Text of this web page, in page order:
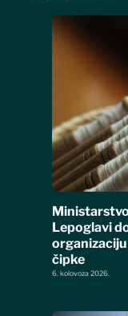
Lepoglavi
čipke
6. kolovoza 2026.